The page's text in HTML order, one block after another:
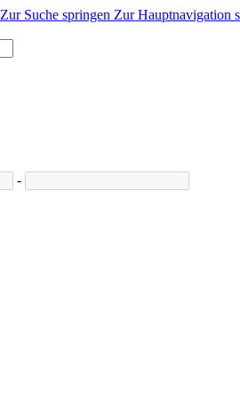
Zur Suche springen Zur Hauptnavigation
-